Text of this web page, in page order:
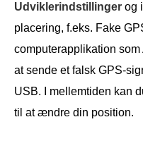
Udviklerindstillinger og
placering, f.eks. Fake
computerapplikation
at sende et falsk GPS-
USB. I mellemtiden kan
til at ændre din position.